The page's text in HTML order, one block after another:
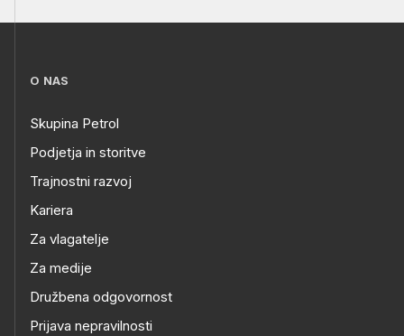
O NAS
Skupina Petrol
Podjetja in storitve
Trajnostni razvoj
Kariera
Za vlagatelje
Za medije
Družbena odgovornost
Prijava nepravilnosti